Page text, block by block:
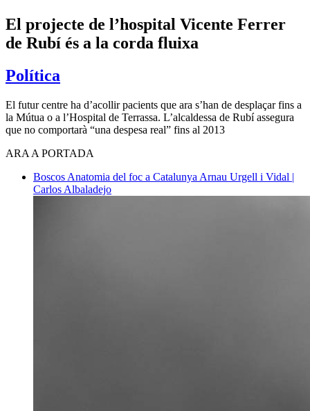
El projecte de l’hospital Vicente Ferrer
de Rubí és a la corda fluixa
Política
El futur centre ha d’acollir pacients que ara s’han de desplaçar fins a
la Mútua o a l’Hospital de Terrassa. L’alcaldessa de Rubí assegura
que no comportarà “una despesa real” fins al 2013
ARA A PORTADA
Boscos Anatomia del foc a Catalunya Arnau Urgell i Vidal |
Carlos Albaladejo